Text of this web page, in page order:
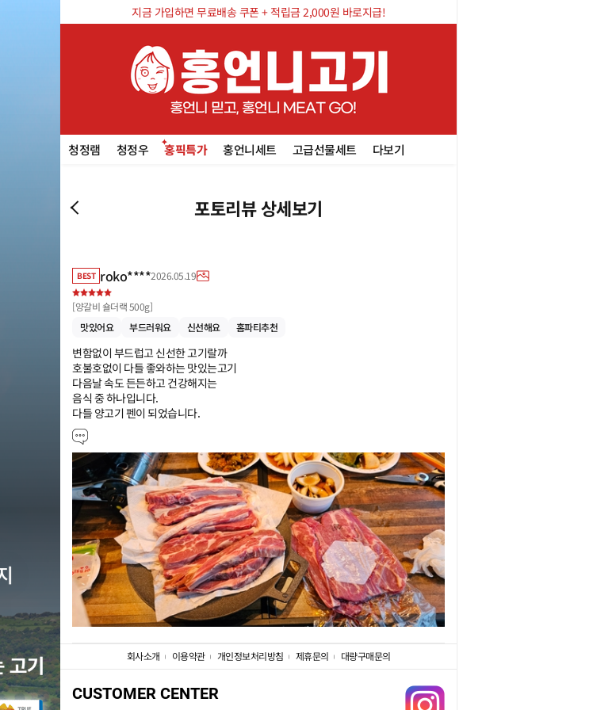
지금 가입하면 무료배송 쿠폰 + 적립금 2,000원 바로지급!
청정램 청정우 홍픽특가 홍언니세트 고급선물세트 다보기
포토리뷰 상세보기
BEST roko****2026.05.19
[양갈비 숄더랙 500g]
맛있어요
부드러워요 신선해요 홈파티추천
변함없이 부드럽고 신선한 고기랄까
호불호없이 다들 좋와하는 맛있는고기
다음날 속도 든든하고 건강해지는
음식 중 하나입니다.
다들 양고기 펜이 되었습니다.
회사소개 이용약관 개인정보처리방침 제휴문의 대량구매문의
CUSTOMER CENTER